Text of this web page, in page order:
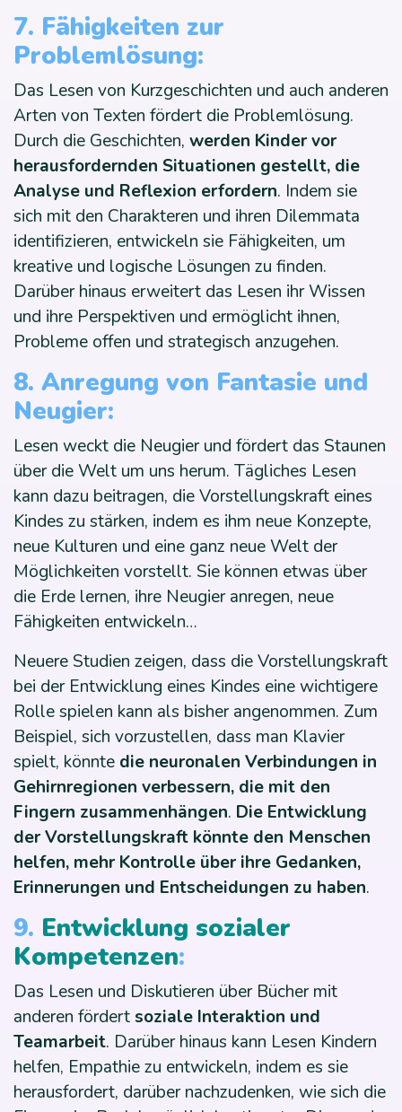
7. Fähigkeiten zur
Problemlösung:
Das Lesen von Kurzgeschichten und auch anderen
Arten von Texten fördert die Problemlösung.
Durch die Geschichten, werden Kinder vor
herausfordernden Situationen gestellt, die
Analyse und Reflexion erfordern. Indem sie
sich mit den Charakteren und ihren Dilemmata
identifizieren, entwickeln sie Fähigkeiten, um
kreative und logische Lösungen zu finden.
Darüber hinaus erweitert das Lesen ihr Wissen
und ihre Perspektiven und ermöglicht ihnen,
Probleme offen und strategisch anzugehen.
8. Anregung von Fantasie und
Neugier:
Lesen weckt die Neugier und fördert das Staunen
über die Welt um uns herum. Tägliches Lesen
kann dazu beitragen, die Vorstellungskraft eines
Kindes zu stärken, indem es ihm neue Konzepte,
neue Kulturen und eine ganz neue Welt der
Möglichkeiten vorstellt. Sie können etwas über
die Erde lernen, ihre Neugier anregen, neue
Fähigkeiten entwickeln…
Neuere Studien zeigen, dass die Vorstellungskraft
bei der Entwicklung eines Kindes eine wichtigere
Rolle spielen kann als bisher angenommen. Zum
Beispiel, sich vorzustellen, dass man Klavier
spielt, könnte die neuronalen Verbindungen in
Gehirnregionen verbessern, die mit den
Fingern zusammenhängen. Die Entwicklung
der Vorstellungskraft könnte den Menschen
helfen, mehr Kontrolle über ihre Gedanken,
Erinnerungen und Entscheidungen zu haben.
9. Entwicklung sozialer
Kompetenzen:
Das Lesen und Diskutieren über Bücher mit
anderen fördertsoziale Interaktion und
Teamarbeit. Darüber hinaus kann Lesen Kindern
helfen, Empathie zu entwickeln, indem es sie
herausfordert, darüber nachzudenken, wie sich die